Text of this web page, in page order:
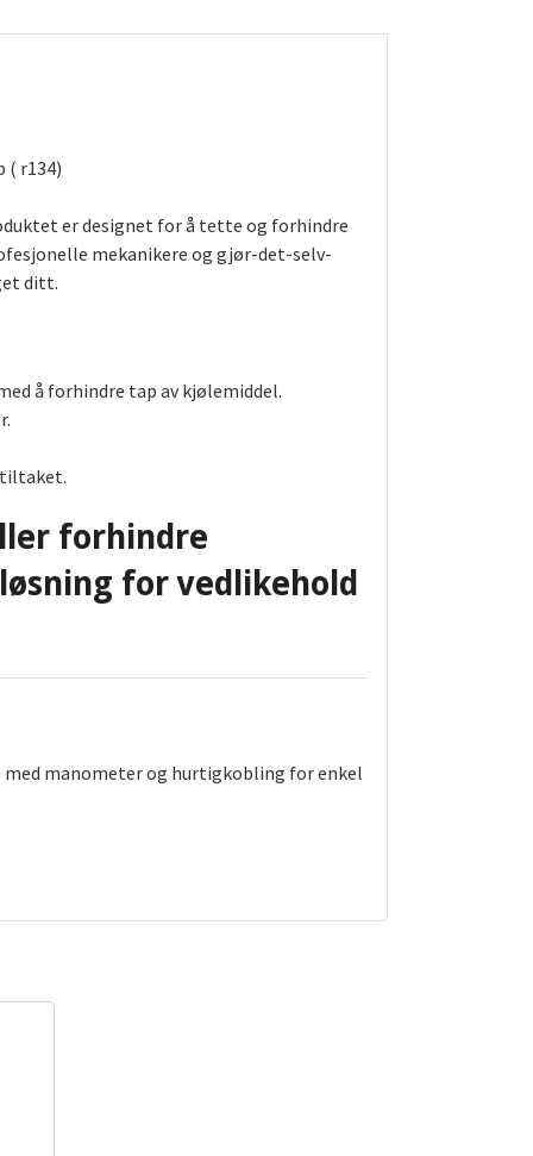
( r134)
er designet for å tette og forhindre
mekanikere og gjør-det-selv-
ditt.
å forhindre tap av kjølemiddel.
tiltaket.
forhindre
for vedlikehold
med manometer og hurtigkobling for enkel